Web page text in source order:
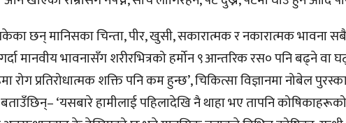
छन् मानिसका चिन्ता, पीर, खुसी, सकारात्मक र नकारात्मक भावना
मानवीय भावनासँग शरीरभित्रको हर्मोन ९आन्तरिक रस० पनि बढ्ने वा
रोग प्रतिरोधात्मक शक्ति पनि कम हुन्छ’, चिकित्सा विज्ञानमा नोबेल
बताउँछिन्– ‘यसबारे हामीलाई पहिलादेखि नै थाहा भए तापनि